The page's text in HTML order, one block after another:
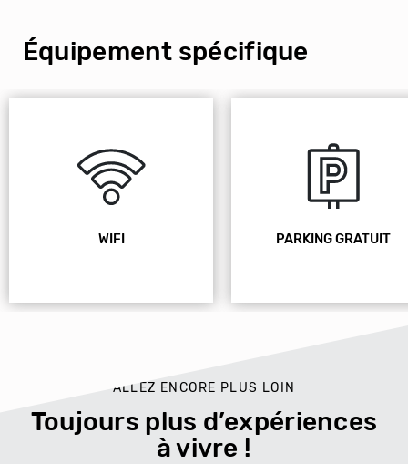
Équipement spécifique
WIFI PARKING GRATUIT
ALLEZ ENCORE PLUS LOIN
Toujours plus d’expériences
à vivre !